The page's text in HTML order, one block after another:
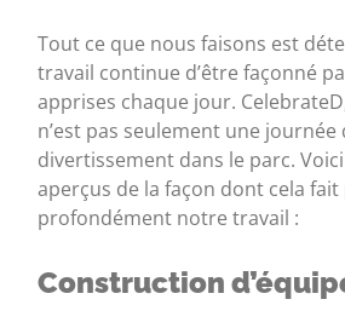
Tout ce que nous faisons est
travail continue d’être façonné
apprises chaque jour.
n’est pas seulement une journée
divertissement dans le parc.
aperçus de la façon dont cela
profondément notre travail :
Construction